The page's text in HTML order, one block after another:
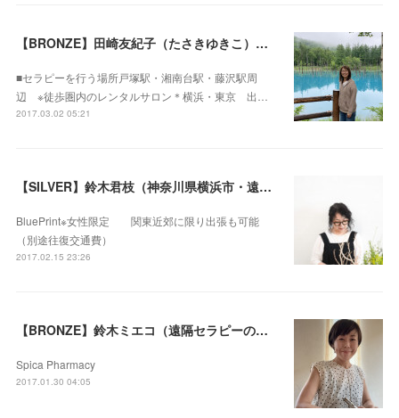
【BRONZE】田崎友紀子（たさきゆきこ）（神奈川県横浜市・遠隔セラピー可）
■セラピーを行う場所戸塚駅・湘南台駅・藤沢駅周
辺 ※徒歩圏内のレンタルサロン＊横浜・東京 出…
2017.03.02 05:21
【SILVER】鈴木君枝（神奈川県横浜市・遠隔セラピー可）
BluePrint※女性限定 関東近郊に限り出張も可能
（別途往復交通費）
2017.02.15 23:26
【BRONZE】鈴木ミエコ（遠隔セラピーのみ）
Spica Pharmacy
2017.01.30 04:05